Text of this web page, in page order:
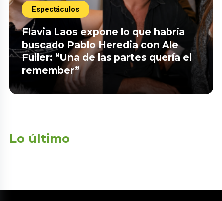
Espectáculos
Flavia Laos expone lo que habría
buscado Pablo Heredia con Ale
Fuller: “Una de las partes quería el
remember”
Lo último